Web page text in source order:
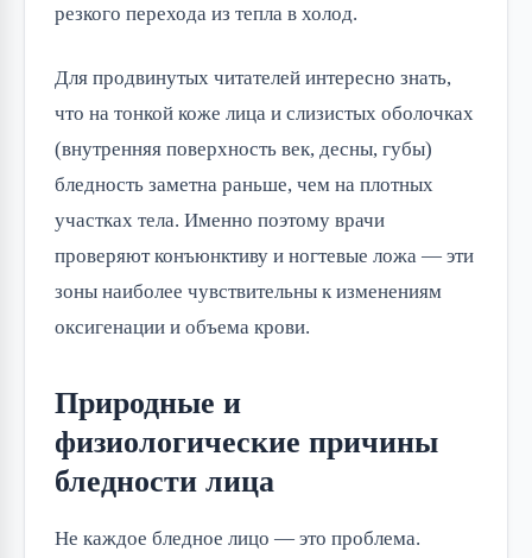
резкого перехода из тепла в холод.
Для продвинутых читателей интересно знать,
что на тонкой коже лица и слизистых оболочках
(внутренняя поверхность век, десны, губы)
бледность заметна раньше, чем на плотных
участках тела. Именно поэтому врачи
проверяют конъюнктиву и ногтевые ложа — эти
зоны наиболее чувствительны к изменениям
оксигенации и объема крови.
Природные и
физиологические причины
бледности лица
Не каждое бледное лицо — это проблема.